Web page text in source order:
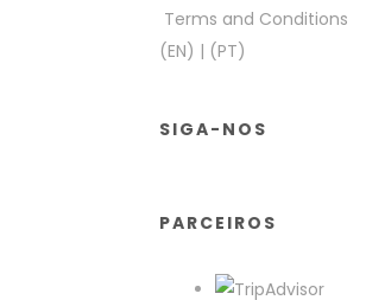
Terms and Conditions
(EN) | (PT)
SIGA-NOS
PARCEIROS